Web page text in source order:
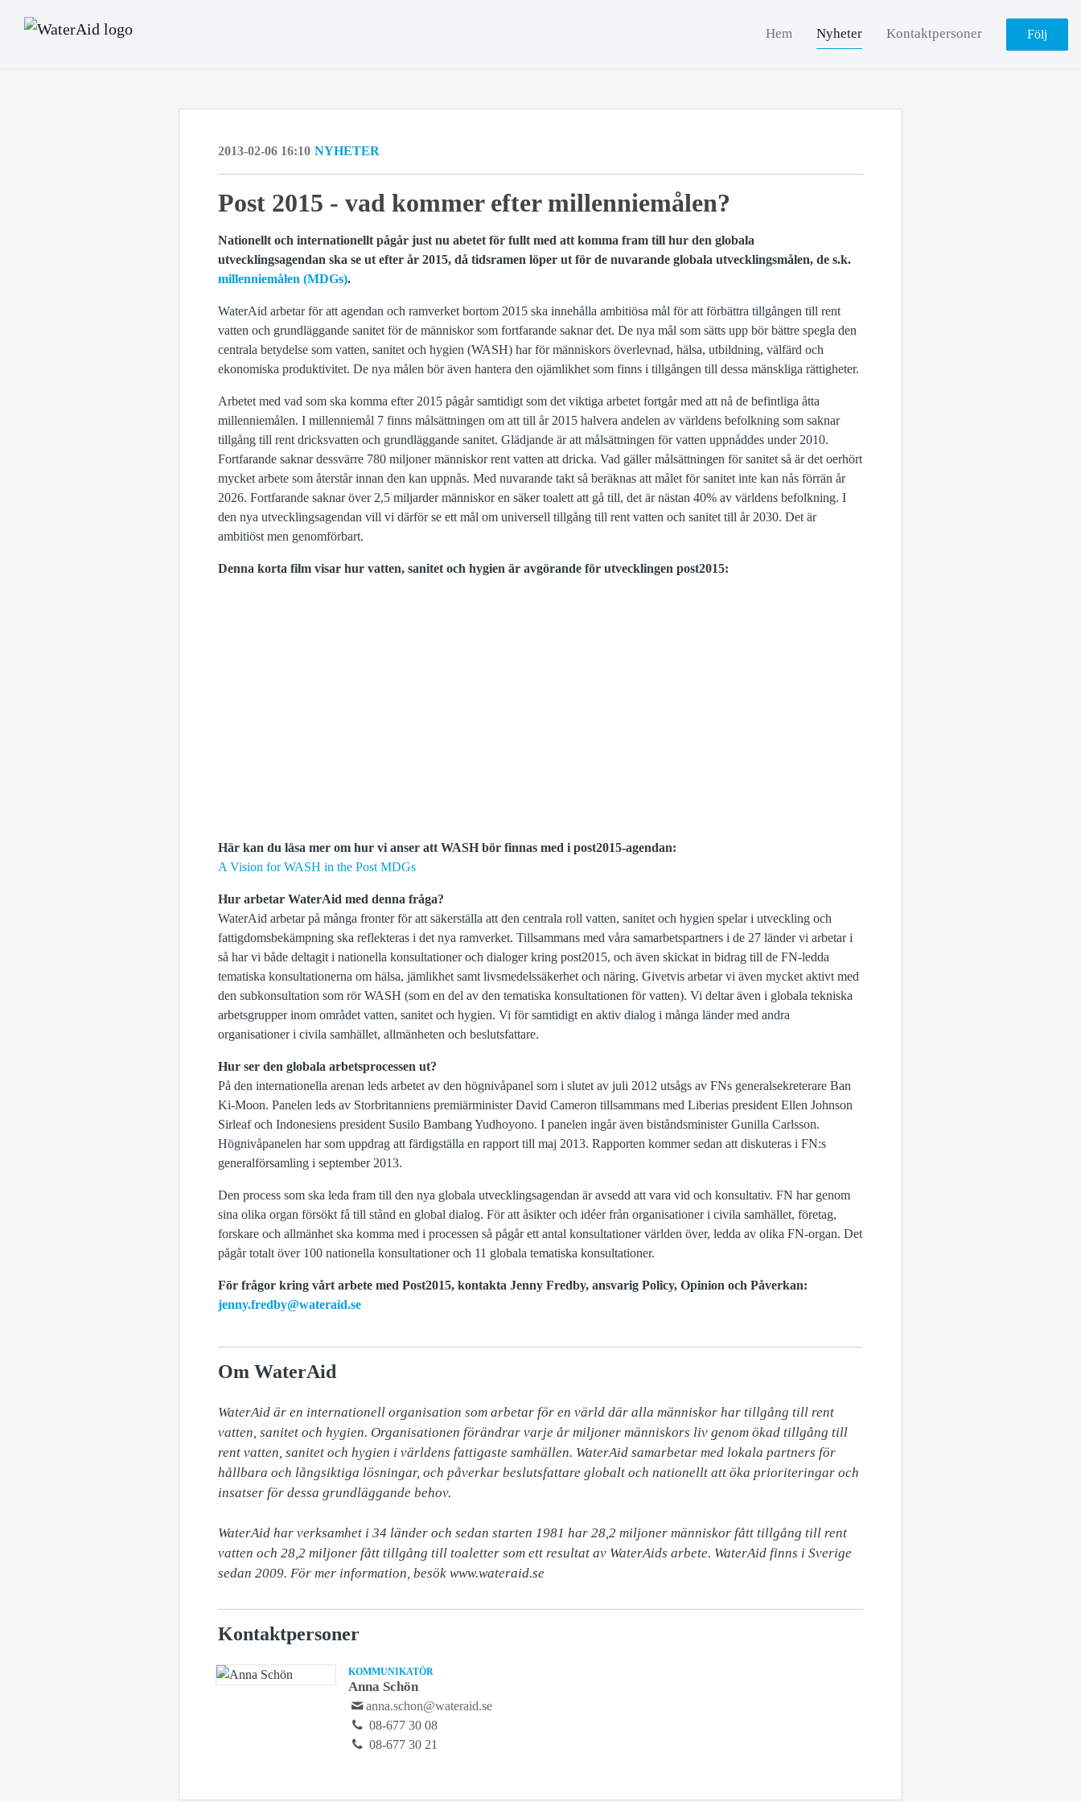
Hem Nyheter Kontaktpersoner Följ
2013-02-06 16:10 NYHETER
Post 2015 - vad kommer efter millenniemålen?
Nationellt och internationellt pågår just nu abetet för fullt med att komma fram till hur den globala
utvecklingsagendan ska se ut efter år 2015, då tidsramen löper ut för de nuvarande globala utvecklingsmålen, de s.k.
millenniemålen (MDGs).
WaterAid arbetar för att agendan och ramverket bortom 2015 ska innehålla ambitiösa mål för att förbättra tillgången till rent
vatten och grundläggande sanitet för de människor som fortfarande saknar det. De nya mål som sätts upp bör bättre spegla den
centrala betydelse som vatten, sanitet och hygien (WASH) har för människors överlevnad, hälsa, utbildning, välfärd och
ekonomiska produktivitet. De nya målen bör även hantera den ojämlikhet som finns i tillgången till dessa mänskliga rättigheter.
Arbetet med vad som ska komma efter 2015 pågår samtidigt som det viktiga arbetet fortgår med att nå de befintliga åtta
millenniemålen. I millenniemål 7 finns målsättningen om att till år 2015 halvera andelen av världens befolkning som saknar
tillgång till rent dricksvatten och grundläggande sanitet. Glädjande är att målsättningen för vatten uppnåddes under 2010.
Fortfarande saknar dessvärre 780 miljoner människor rent vatten att dricka. Vad gäller målsättningen för sanitet så är det oerhört
mycket arbete som återstår innan den kan uppnås. Med nuvarande takt så beräknas att målet för sanitet inte kan nås förrän år
2026. Fortfarande saknar över 2,5 miljarder människor en säker toalett att gå till, det är nästan 40% av världens befolkning. I
den nya utvecklingsagendan vill vi därför se ett mål om universell tillgång till rent vatten och sanitet till år 2030. Det är
ambitiöst men genomförbart.
Denna korta film visar hur vatten, sanitet och hygien är avgörande för utvecklingen post2015:
Här kan du läsa mer om hur vi anser att WASH bör finnas med i post2015-agendan:
A Vision for WASH in the Post MDGs
Hur arbetar WaterAid med denna fråga?
WaterAid arbetar på många fronter för att säkerställa att den centrala roll vatten, sanitet och hygien spelar i utveckling och
fattigdomsbekämpning ska reflekteras i det nya ramverket. Tillsammans med våra samarbetspartners i de 27 länder vi arbetar i
så har vi både deltagit i nationella konsultationer och dialoger kring post2015, och även skickat in bidrag till de FN-ledda
tematiska konsultationerna om hälsa, jämlikhet samt livsmedelssäkerhet och näring. Givetvis arbetar vi även mycket aktivt med
den subkonsultation som rör WASH (som en del av den tematiska konsultationen för vatten). Vi deltar även i globala tekniska
arbetsgrupper inom området vatten, sanitet och hygien. Vi för samtidigt en aktiv dialog i många länder med andra
organisationer i civila samhället, allmänheten och beslutsfattare.
Hur ser den globala arbetsprocessen ut?
På den internationella arenan leds arbetet av den högnivåpanel som i slutet av juli 2012 utsågs av FNs generalsekreterare Ban
Ki-Moon. Panelen leds av Storbritanniens premiärminister David Cameron tillsammans med Liberias president Ellen Johnson
Sirleaf och Indonesiens president Susilo Bambang Yudhoyono. I panelen ingår även biståndsminister Gunilla Carlsson.
Högnivåpanelen har som uppdrag att färdigställa en rapport till maj 2013. Rapporten kommer sedan att diskuteras i FN:s
generalförsamling i september 2013.
Den process som ska leda fram till den nya globala utvecklingsagendan är avsedd att vara vid och konsultativ. FN har genom
sina olika organ försökt få till stånd en global dialog. För att åsikter och idéer från organisationer i civila samhället, företag,
forskare och allmänhet ska komma med i processen så pågår ett antal konsultationer världen över, ledda av olika FN-organ. Det
pågår totalt över 100 nationella konsultationer och 11 globala tematiska konsultationer.
För frågor kring vårt arbete med Post2015, kontakta Jenny Fredby, ansvarig Policy, Opinion och Påverkan:
jenny.fredby@wateraid.se
Om WaterAid
WaterAid är en internationell organisation som arbetar för en värld där alla människor har tillgång till rent
vatten, sanitet och hygien. Organisationen förändrar varje år miljoner människors liv genom ökad tillgång till
rent vatten, sanitet och hygien i världens fattigaste samhällen. WaterAid samarbetar med lokala partners för
hållbara och långsiktiga lösningar, och påverkar beslutsfattare globalt och nationellt att öka prioriteringar och
insatser för dessa grundläggande behov.
WaterAid har verksamhet i 34 länder och sedan starten 1981 har 28,2 miljoner människor fått tillgång till rent
vatten och 28,2 miljoner fått tillgång till toaletter som ett resultat av WaterAids arbete. WaterAid finns i Sverige
sedan 2009. För mer information, besök www.wateraid.se
Kontaktpersoner
KOMMUNIKATÖR
Anna Schön
anna.schon@wateraid.se
08-677 30 08
08-677 30 21